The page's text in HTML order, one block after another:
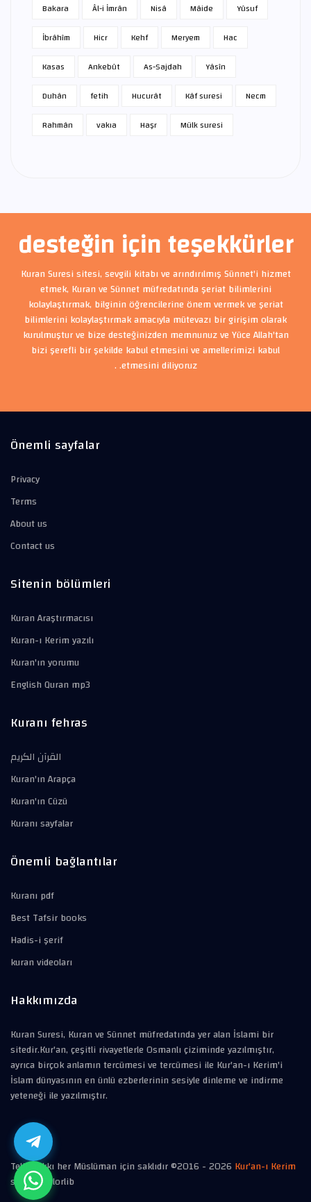
Bakara Âl-i İmrân Nisâ Mâide
Yûsuf
İbrâhîm
Hicr Kehf Meryem
Hac
Kasas
Ankebût As-Sajdah
Yâsîn
Duhân
fetih Hucurât Kâf suresi
Necm
Rahmân
vakıa Haşr Mülk suresi
desteğin için teşekkürler
Kuran Suresi sitesi, sevgili kitabı ve arındırılmış Sünnet'i hizmet
etmek, Kuran ve Sünnet müfredatında şeriat bilimlerini
kolaylaştırmak, bilginin öğrencilerine önem vermek ve şeriat
bilimlerini kolaylaştırmak amacıyla mütevazı bir girişim olarak
kurulmuştur ve bize desteğinizden memnunuz ve Yüce Allah'tan
bizi şerefli bir şekilde kabul etmesini ve amellerimizi kabul
etmesini diliyoruz. .
Önemli sayfalar
Privacy
Terms
About us
Contact us
Sitenin bölümleri
Kuran Araştırmacısı
Kuran-ı Kerim yazılı
Kuran'ın yorumu
English Quran mp3
Kuranı fehras
القرآن الكريم
Kuran'ın Arapça
Kuran'ın Cüzü
Kuranı sayfalar
Önemli bağlantılar
Kuranı pdf
Best Tafsir books
Hadis-i şerif
kuran videoları
Hakkımızda
Kuran Suresi, Kuran ve Sünnet müfredatında yer alan İslami bir
sitedir.Kur'an, çeşitli rivayetlerle Osmanlı çiziminde yazılmıştır,
ayrıca birçok anlamın tercümesi ve tercümesi ile Kur'an-ı Kerim'i
İslam dünyasının en ünlü ezberlerinin sesiyle dinleme ve indirme
yeteneği ile yazılmıştır.
Telif hakkı her Müslüman için saklıdır ©2016 -2026 Kur'an-ı Kerim
style Colorlib